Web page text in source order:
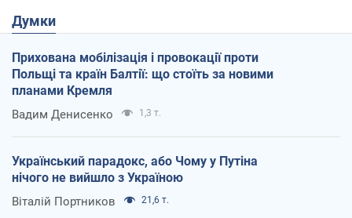
Думки
Прихована мобілізація і провокації проти
Польщі та країн Балтії: що стоїть за новими
планами Кремля
Вадим Денисенко 1,3 т.
Український парадокс, або Чому у Путіна
нічого не вийшло з Україною
Віталій Портников 21,6 т.